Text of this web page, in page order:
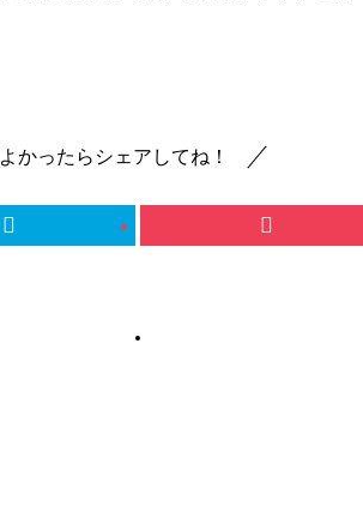
よかったらシェアしてね！